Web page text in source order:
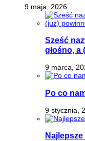
9 maja, 2026
Sześć
głośno, a
9 marca,
Po co
9 stycznia,